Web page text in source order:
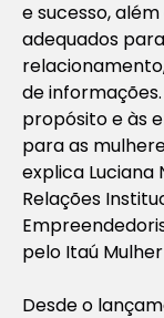
e sucesso,
adequados
de
propósito e às
para as
explica Luciana
Relações
pelo Itaú
Desde o